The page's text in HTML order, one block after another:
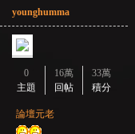
younghumma
0
主題
16萬
回帖
33萬
積分
論壇元老